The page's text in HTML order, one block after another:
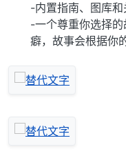
-内置指南、图库
-一个尊重你选择
癖，故事会根据你